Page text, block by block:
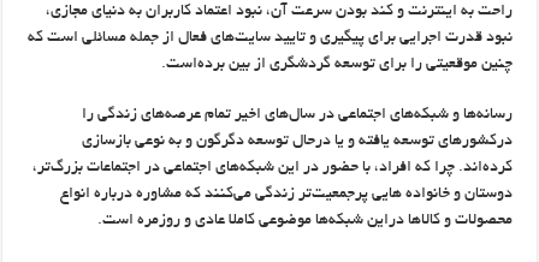
راحت به اینترنت و کند بودن سرعت آن، نبود اعتماد کاربران به دنیای مجازی،
نبود قدرت اجرایی برای پیگیری و تایید سایت‌های فعال از جمله مسائلی است که
چنین موقعیتی را برای توسعه گردشگری از بین برده‌است.
رسانه‌ها و شبکه‌های اجتماعی در سال‌های اخیر تمام عرصه‌های زندگی را
درکشورهای توسعه یافته و یا درحال توسعه دگرگون و به نوعی بازسازی
کرده‌اند. چرا که افراد، با حضور در این شبکه‌های اجتماعی در اجتماعات بزرگ‌تر،
دوستان و خانواده هایی پرجمعیت‌تر زندگی می‌کنند که مشاوره درباره انواع
محصولات و کالاها دراین شبکه‌ها موضوعی کاملا عادی و روزمره است.